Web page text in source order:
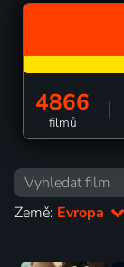
4866
filmů
Země: Evropa